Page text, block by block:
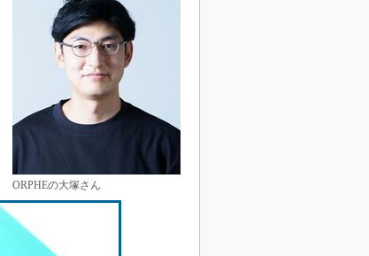
ORPHEの大塚さん